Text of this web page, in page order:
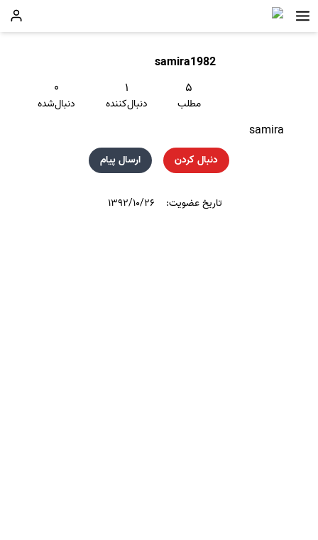
samira1982
۵
مطلب
۱
دنبال‌کننده
۰
دنبال‌شده
samira
دنبال کردن ارسال پیام
تاریخ عضویت: ۱۳۹۲/۱۰/۲۶